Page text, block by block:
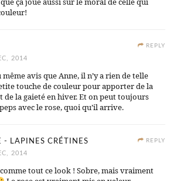
REPLY
2014
même avis que Anne, il n’y a rien de telle
touche de couleur pour apporter de la
de la gaieté en hiver. Et on peut toujours
avec le rose, quoi qu’il arrive.
REPLY
- LAPINES CRÉTINES
2014
tout ce look ! Sobre, mais vraiment